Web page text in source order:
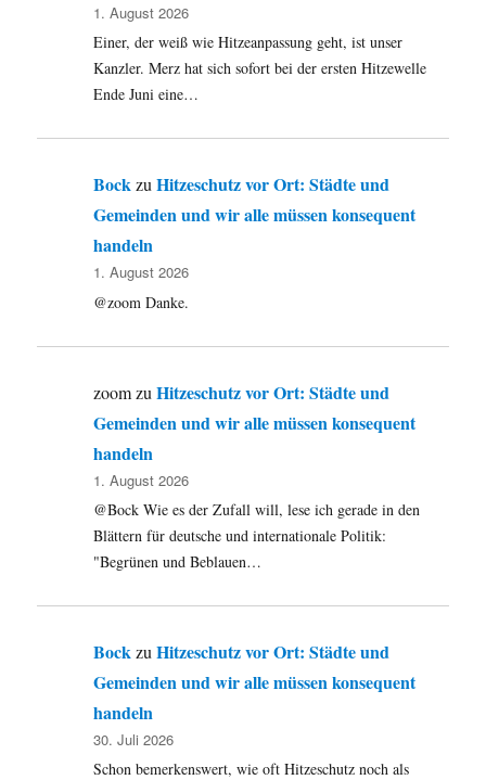
1. August 2026
Einer, der weiß wie Hitzeanpassung geht, ist unser
Kanzler. Merz hat sich sofort bei der ersten Hitzewelle
Ende Juni eine…
BockzuHitzeschutz vor Ort: Städte und
Gemeinden und wir alle müssen konsequent
handeln
1. August 2026
@zoom Danke.
zoomzuHitzeschutz vor Ort: Städte und
Gemeinden und wir alle müssen konsequent
handeln
1. August 2026
@Bock Wie es der Zufall will, lese ich gerade in den
Blättern für deutsche und internationale Politik:
"Begrünen und Beblauen…
Bock zuHitzeschutz vor Ort: Städte und
Gemeinden und wir alle müssen konsequent
handeln
30. Juli 2026
Schon bemerkenswert, wie oft Hitzeschutz noch als